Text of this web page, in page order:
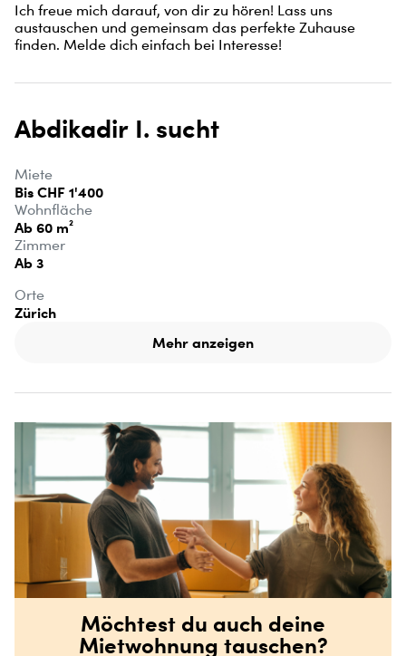
Ich freue mich darauf, von dir zu hören! Lass uns
austauschen und gemeinsam das perfekte Zuhause
finden. Melde dich einfach bei Interesse!
Abdikadir I. sucht
Miete
Bis CHF 1'400
Wohnfläche
Ab 60 m²
Zimmer
Ab 3
Orte
Zürich
Mehr anzeigen
Möchtest du auch deine
Mietwohnung tauschen?